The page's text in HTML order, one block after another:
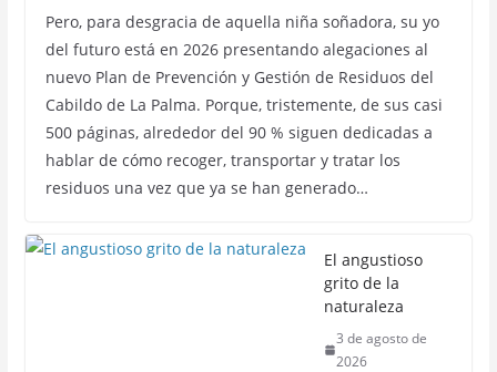
Pero, para desgracia de aquella niña soñadora, su yo
del futuro está en 2026 presentando alegaciones al
nuevo Plan de Prevención y Gestión de Residuos del
Cabildo de La Palma. Porque, tristemente, de sus casi
500 páginas, alrededor del 90 % siguen dedicadas a
hablar de cómo recoger, transportar y tratar los
residuos una vez que ya se han generado…
El angustioso
grito de la
naturaleza
3 de agosto de
2026